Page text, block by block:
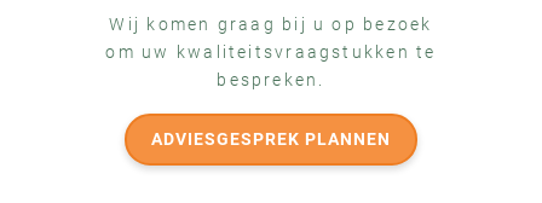
Wij komen graag bij u op bezoek
om uw kwaliteitsvraagstukken te
bespreken.
ADVIESGESPREK PLANNEN